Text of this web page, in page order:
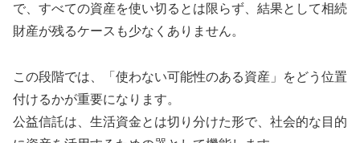
で、すべての資産を使い切るとは限らず、結果として相続
財産が残るケースも少なくありません。
この段階では、「使わない可能性のある資産」をどう位置
付けるかが重要になります。
公益信託は、生活資金とは切り分けた形で、社会的な目的